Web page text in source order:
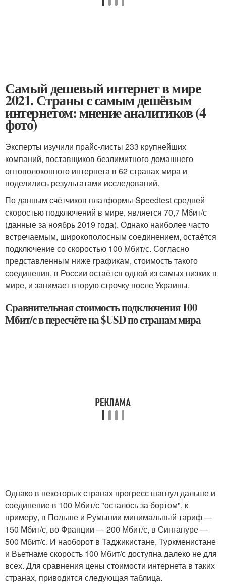
Самый дешевый интернет в мире
2021. Страны с самым дешёвым
интернетом: мнение аналитиков (4
фото)
Эксперты изучили прайс-листы 233 крупнейших
компаний, поставщиков безлимитного домашнего
оптоволоконного интернета в 62 странах мира и
поделились результатами исследований.
По данным счётчиков платформы Speedtest средней
скоростью подключений в мире, является 70,7 Мбит/с
(данные за ноябрь 2019 года). Однако наиболее часто
встречаемым, широкополосным соединением, остаётся
подключение со скоростью 100 Мбит/с. Согласно
представленным ниже графикам, стоимость такого
соединения, в России остаётся одной из самых низких в
мире, и занимает вторую строчку после Украины.
Сравнительная стоимость подключения 100
Мбит/с в пересчёте на $USD по странам мира
Однако в некоторых странах прогресс шагнул дальше и
соединение в 100 Мбит/с "осталось за бортом", к
примеру, в Польше и Румынии минимальный тариф —
150 Мбит/с, во Франции — 200 Мбит/с, в Сингапуре —
500 Мбит/с. И наоборот в Таджикистане, Туркменистане
и Вьетнаме скорость 100 Мбит/с доступна далеко не для
всех. Для сравнения цены стоимости интернета в таких
странах, приводится следующая таблица.